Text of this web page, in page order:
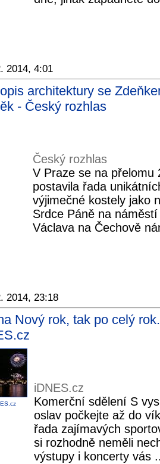
2014, 4:01
architektury se
- Český rozhlas
Český rozhlas
V Praze se na přelomu
postavila řada
výjimečné kostely jako
Srdce Páně na
Václava na Čechově
2014, 23:18
Nový rok, tak po celý
iDNES.cz
Komerční sdělení S
oslav počkejte až do
řada zajímavých
si rozhodně neměli
výstupy i koncerty vás